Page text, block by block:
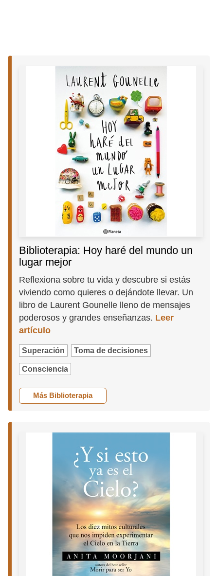
Biblioterapia: Hoy haré del mundo un
lugar mejor
Reflexiona sobre tu vida y descubre si estás
viviendo como quieres o dejándote llevar. Un
libro de Laurent Gounelle lleno de mensajes
poderosos y grandes enseñanzas. Leer
artículo
Superación Toma de decisiones
Consciencia
Más Biblioterapia